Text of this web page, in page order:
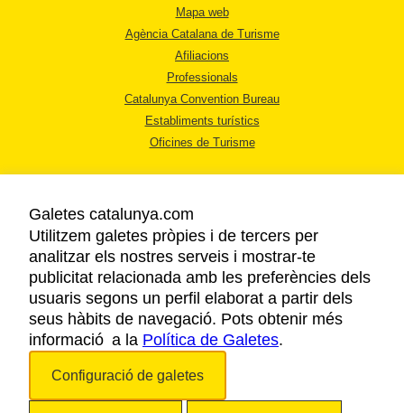
Mapa web
Agència Catalana de Turisme
Afiliacions
Professionals
Catalunya Convention Bureau
Establiments turístics
Oficines de Turisme
AVÍS LEGAL
POLÍTICA DE PRIVACITAT
COOKIES
ACCESSIBILITAT
Galetes catalunya.com
Utilitzem galetes pròpies i de tercers per
analitzar els nostres serveis i mostrar-te
publicitat relacionada amb les preferències dels
usuaris segons un perfil elaborat a partir dels
seus hàbits de navegació. Pots obtenir més
informació a la Política de Galetes.
Configuració de galetes